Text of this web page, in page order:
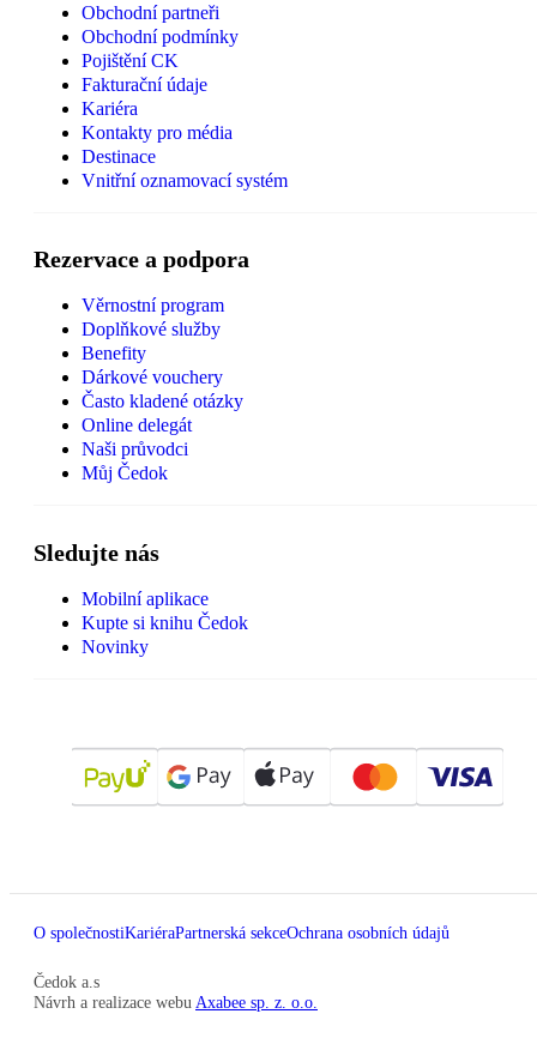
Obchodní partneři
Obchodní podmínky
Pojištění CK
Fakturační údaje
Kariéra
Kontakty pro média
Destinace
Vnitřní oznamovací systém
Rezervace a podpora
Věrnostní program
Doplňkové služby
Benefity
Dárkové vouchery
Často kladené otázky
Online delegát
Naši průvodci
Můj Čedok
Sledujte nás
Mobilní aplikace
Kupte si knihu Čedok
Novinky
O společnostiKariéraPartnerská sekceOchrana osobních údajů
Čedok a.s
Návrh a realizace webu Axabee sp. z. o.o.